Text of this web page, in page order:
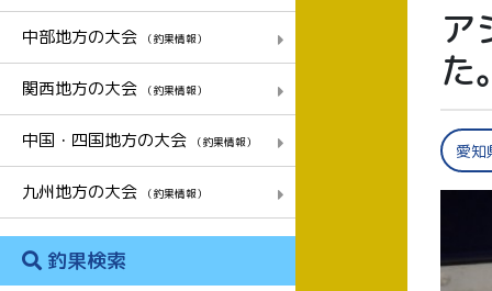
中部地方の大会 （釣果情報）
関西地方の大会 （釣果情報）
中国・四国地方の大会 （釣果情報）
九州地方の大会 （釣果情報）
釣果検索
ア
た
愛知